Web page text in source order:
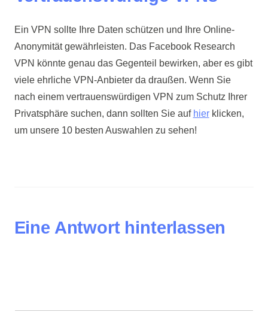
Ein VPN sollte Ihre Daten schützen und Ihre Online-
Anonymität gewährleisten. Das Facebook Research
VPN könnte genau das Gegenteil bewirken, aber es gibt
viele ehrliche VPN-Anbieter da draußen. Wenn Sie
nach einem vertrauenswürdigen VPN zum Schutz Ihrer
Privatsphäre suchen, dann sollten Sie auf hierklicken,
um unsere 10 besten Auswahlen zu sehen!
Eine Antwort hinterlassen